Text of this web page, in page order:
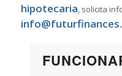
hipotecaria, solicita